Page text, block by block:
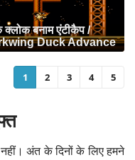
क्लोक बनाम एंटीकैप /
Duck Advance
1 2 3 4 5
नहीं। अंत के दिनों के लिए हमने